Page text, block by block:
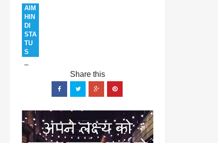
Motivational
AIM
HIN
DI
STA
TU
S